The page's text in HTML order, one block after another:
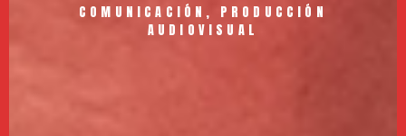
COMUNICACIÓN, PRODUCCIÓN
AUDIOVISUAL